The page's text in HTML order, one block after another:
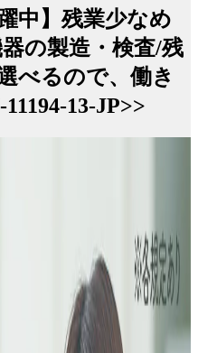
中】残業少なめ
の製造・検査/残
べるので、働き
13-JP>>